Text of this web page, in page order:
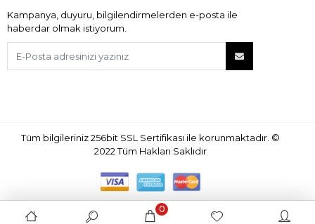
Kampanya, duyuru, bilgilendirmelerden e-posta ile
haberdar olmak istiyorum.
Tüm bilgileriniz 256bit SSL Sertifikası ile korunmaktadır. ©
2022Tüm Hakları Saklıdır
0